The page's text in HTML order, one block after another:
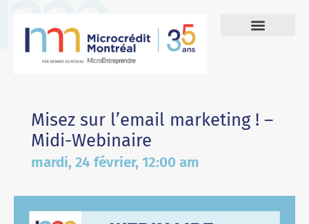
Misez sur l’email marketing ! –
Midi-Webinaire
mardi, 24 février, 12:00 am